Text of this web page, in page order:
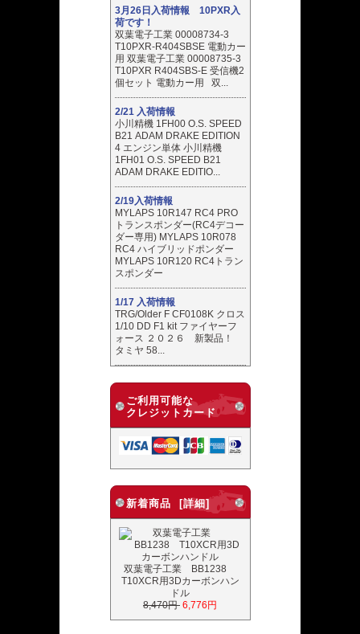
3月26日入荷情報 10PXR入
荷です！
双葉電子工業 00008734-3
T10PXR-R404SBSE 電動カー
用 双葉電子工業 00008735-3
T10PXR R404SBS-E 受信機2
個セット 電動カー用 双...
2/21 入荷情報
小川精機 1FH00 O.S. SPEED
B21 ADAM DRAKE EDITION
4 エンジン単体 小川精機
1FH01 O.S. SPEED B21
ADAM DRAKE EDITIO...
2/19入荷情報
MYLAPS 10R147 RC4 PRO
トランスポンダー(RC4デコー
ダー専用) MYLAPS 10R078
RC4 ハイブリッドポンダー
MYLAPS 10R120 RC4トラン
スポンダー
1/17 入荷情報
TRG/Older F CF0108K クロス
1/10 DD F1 kit ファイヤーフ
ォース ２０２６ 新製品！
タミヤ 58...
ご利用可能な
クレジットカード
新着商品 [詳細]
双葉電子工業 BB1238
T10XCR用3Dカーボンハン
ドル
8,470円 6,776円